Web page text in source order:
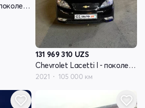
Chevrolet Lacetti I - поколение рестайлинг
131 969 310 UZS
Chevrolet Lacetti I - поколение рестайлинг
2021 105 000 км